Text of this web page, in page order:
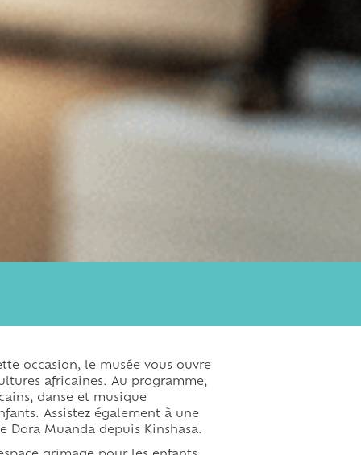
occasion, le musée vous ouvre
africaines. Au programme,
danse et musique
Assistez également à une
Dora Muanda depuis Kinshasa.